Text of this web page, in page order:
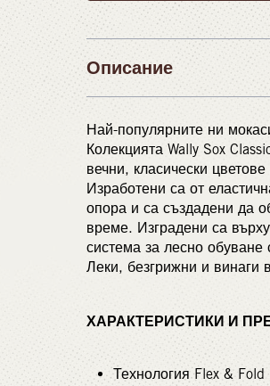
Описание
Най-популярните ни
Колекцията Wally Sox
вечни, класически
Изработени са от
опора и са създадени да
време. Изградени са
система за лесно обуване
Леки, безгрижни и винаги
ХАРАКТЕРИСТИКИ И
Технология Flex & Fold